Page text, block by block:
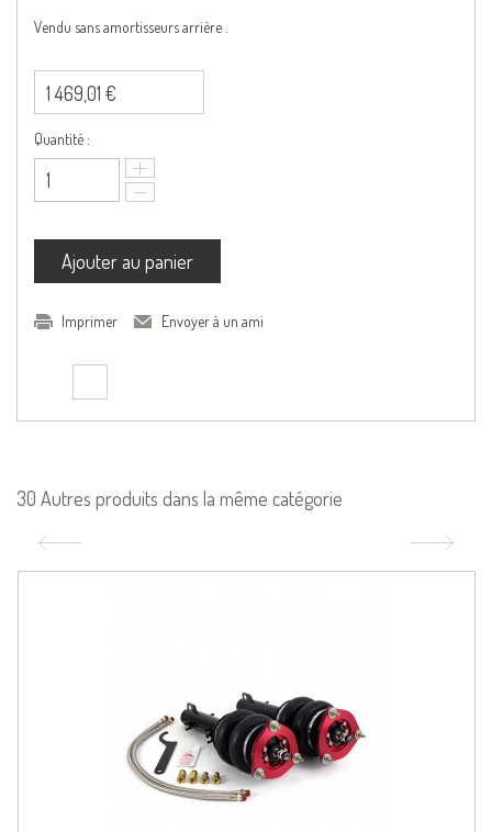
Vendu sans amortisseurs arrière .
1 469,01 €
Quantité :
Ajouter au panier
Imprimer Envoyer à un ami
30 Autres produits dans la même catégorie